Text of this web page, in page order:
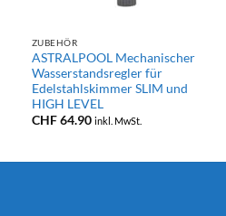
ZUBEHÖR
ASTRALPOOL Mechanischer
Wasserstandsregler für
Edelstahlskimmer SLIM und
HIGH LEVEL
CHF64.90 inkl. MwSt.